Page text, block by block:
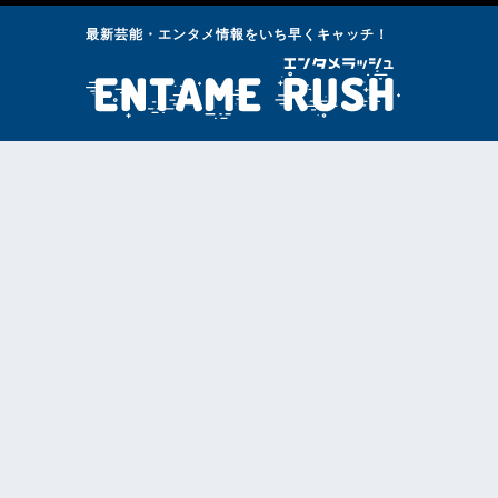
最新芸能・エンタメ情報をいち早くキャッチ！